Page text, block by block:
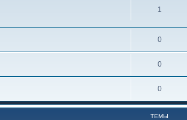
1
0
0
0
ТЕМЫ